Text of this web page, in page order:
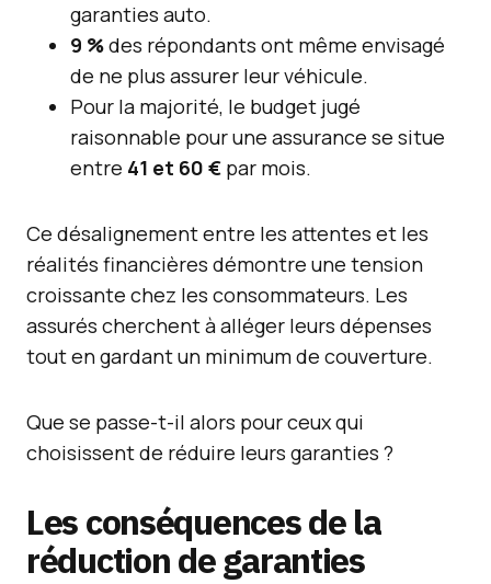
garanties auto.
9 %des répondants ont même envisagé
de ne plus assurer leur véhicule.
Pour la majorité, le budget jugé
raisonnable pour une assurance se situe
entre 41 et 60 € par mois.
Ce désalignement entre les attentes et les
réalités financières démontre une tension
croissante chez les consommateurs. Les
assurés cherchent à alléger leurs dépenses
tout en gardant un minimum de couverture.
Que se passe-t-il alors pour ceux qui
choisissent de réduire leurs garanties ?
Les conséquences de la
réduction de garanties